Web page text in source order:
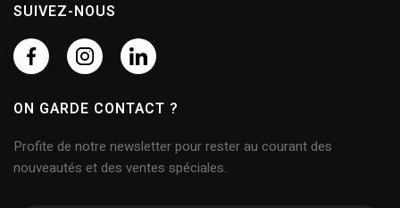
SUIVEZ-NOUS
ON GARDE CONTACT ?
Profite de notre newsletter pour rester au courant des
nouveautés et des ventes spéciales.